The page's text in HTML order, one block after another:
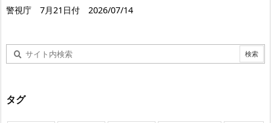
警視庁 7月21日付 2026/07/14
タグ